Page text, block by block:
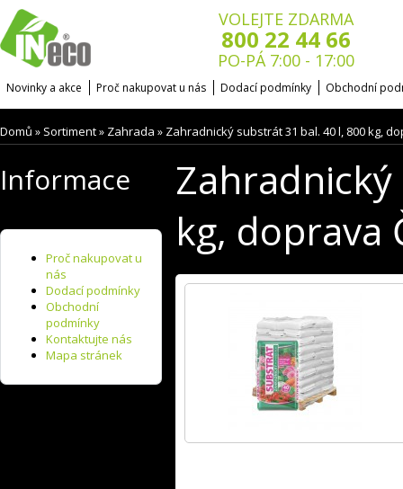
VOLEJTE ZDARMA
800 22 44 66
PO-PÁ 7:00 - 17:00
Novinky a akce Proč nakupovat u nás Dodací podmínky Obchodní
Domů » Sortiment» Zahrada » Zahradnický substrát 31 bal. 40 l, 800 kg,
Informace
Proč nakupovat u
nás
Dodací podmínky
Obchodní
podmínky
Kontaktujte nás
Mapa stránek
kg, doprava